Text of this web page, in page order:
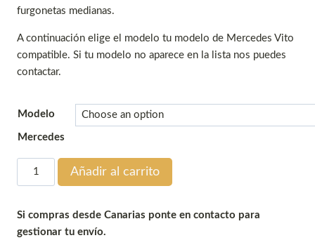
furgonetas medianas.
A continuación elige el modelo tu modelo de Mercedes Vito
compatible. Si tu modelo no aparece en la lista nos puedes
contactar.
Modelo
Mercedes
Carreiro
F004+D46L+D
Añadir al carrito
Si compras desde Canarias ponte en contacto para
gestionar tu envío.